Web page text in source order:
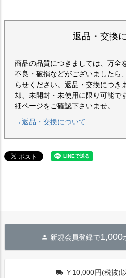
返品・交換
商品の品質につきましては、万全
不良・破損などがございましたら
らせください。返品・交換につき
却、未開封・未使用に限り可能で
細ページをご確認下さいませ。
→返品・交換について
新規会員登録で1,000
￥10,000円(税抜)